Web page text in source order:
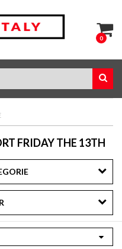
0
FRIDAY THE 13TH